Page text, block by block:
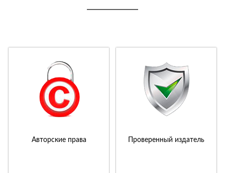
Авторские права Проверенный издатель